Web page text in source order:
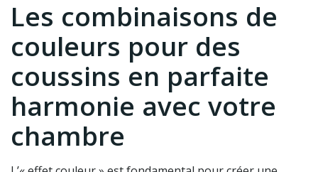
Les combinaisons de
couleurs pour des
coussins en parfaite
harmonie avec votre
chambre